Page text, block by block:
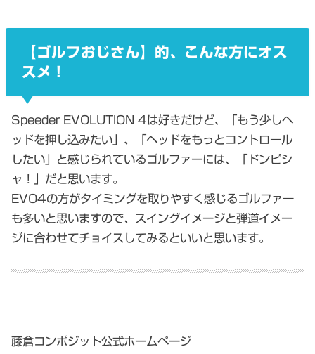
【ゴルフおじさん】的、こんな方にオス
スメ！
Speeder EVOLUTION 4は好きだけど、「もう少しヘ
ッドを押し込みたい」、「ヘッドをもっとコントロール
したい」と感じられているゴルファーには、「ドンピシ
ャ！」だと思います。
EVO4の方がタイミングを取りやすく感じるゴルファー
も多いと思いますので、スイングイメージと弾道イメー
ジに合わせてチョイスしてみるといいと思います。
藤倉コンポジット公式ホームページ